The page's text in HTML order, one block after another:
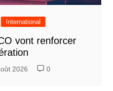
International
vont renforcer
2026 0